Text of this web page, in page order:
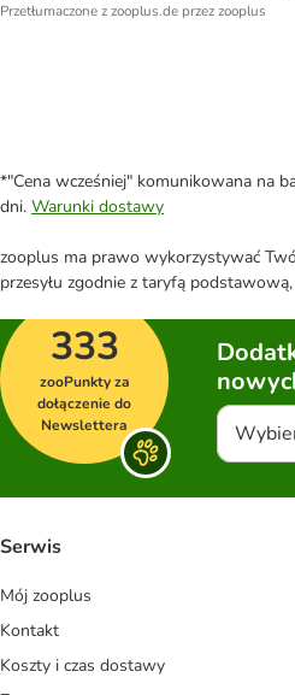
Przetłumaczone z zooplus.de przez zooplus
*"Cena wcześniej" komunikowana na
dni. Warunki dostawy
zooplus ma prawo wykorzystywać
przesyłu zgodnie z taryfą
333
zooPunkty za
dołączenie do
Newslettera
Serwis
Mój zooplus
Kontakt
Koszty i czas dostawy